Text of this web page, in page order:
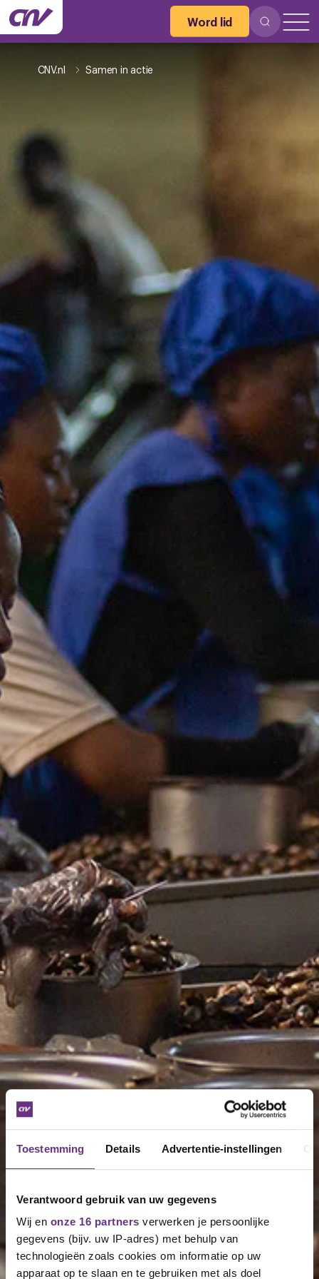
Toestemming Details Advertentie-instellingen
Verantwoord gebruik van uw gegevens
Wij en onze 16 partners verwerken je persoonlijke
gegevens (bijv. uw IP-adres) met behulp van
technologieën zoals cookies om informatie op uw
apparaat op te slaan en te gebruiken met als doel
Word lid
CNV.nl Samen in actie